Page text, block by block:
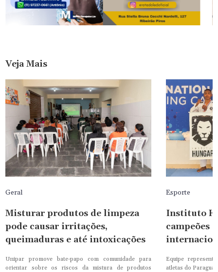
Veja Mais
Geral
Misturar produtos de limpeza
pode causar irritações,
queimaduras e até intoxicações
Unipar promove bate-papo com comunidade para
orientar sobre os riscos da mistura de produtos
Esporte
Instituto
campeões
Equipe
atletas do